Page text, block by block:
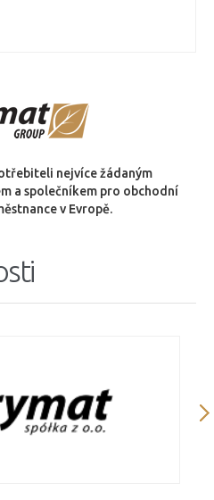
nejvíce žádaným
a společníkem pro obchodní
v Evropě.